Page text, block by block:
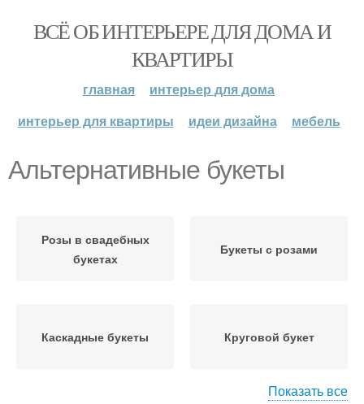
ВСЁ ОБ ИНТЕРЬЕРЕ ДЛЯ ДОМА И
КВАРТИРЫ
главная
интерьер для дома
интерьер для квартиры
идеи дизайна мебель
Альтернативные букеты
Розы в свадебных
букетах
Букеты с розами
Каскадные букеты Круговой букет
Показать все